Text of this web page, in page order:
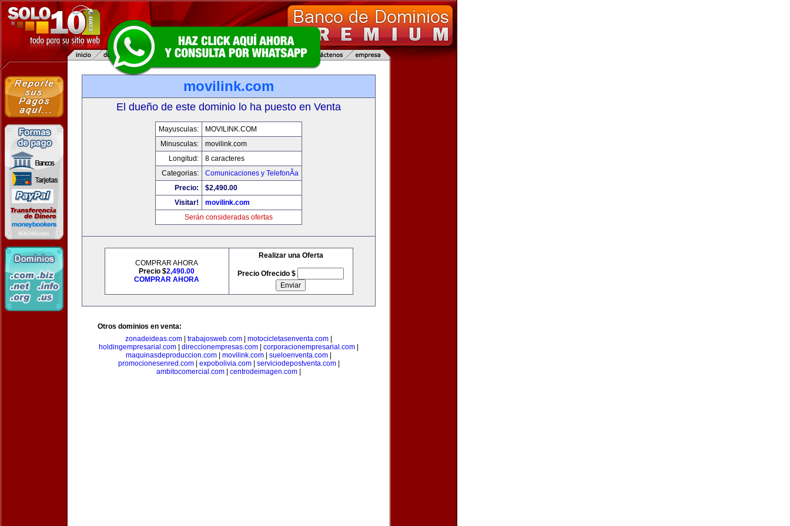
movilink.com
El dueño de este dominio lo ha puesto en Venta
Mayusculas:
MOVILINK.COM
Minusculas:
movilink.com
Longitud:
8 caracteres
Categorias:
Comunicaciones y TelefonÃ­a
Precio:
$2,490.00
Visitar!
movilink.com
Serán consideradas ofertas
COMPRAR AHORA
Precio $2,490.00
COMPRAR AHORA
Realizar una Oferta
Precio Ofrecido $
Otros dominios en venta:
zonadeideas.com
trabajosweb.com motocicletasenventa.com
holdingempresarial.com
direccionempresas.com corporacionempresarial.com
maquinasdeproduccion.com
movilink.com sueloenventa.com
promocionesenred.com| expobolivia.com| serviciodepostventa.com|
ambitocomercial.com
centrodeimagen.com